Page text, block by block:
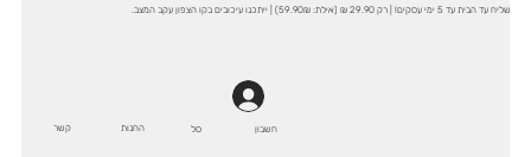
שליח עד הבית עד 5 ימי עסקים! | רק 29.90 ₪ (אילת: 59.90₪) | ייתכנו עיכובים בקו הצפון עקב המצב.
חשבון סל קשר החנות